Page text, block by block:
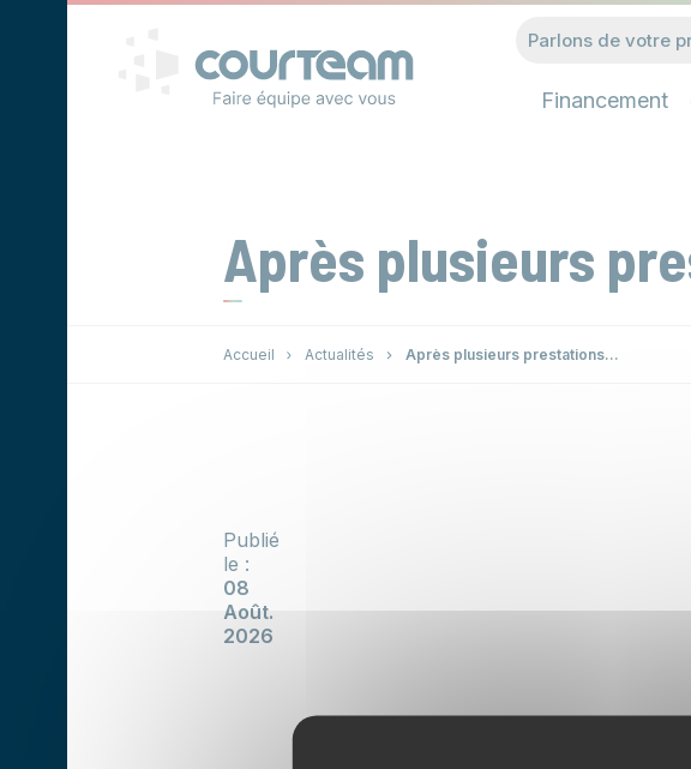
Parlons de votre
Financement
Après plusieurs
Accueil Actualités Après plusieurs prestations…
Publié
le :
08
Août.
2026
Panneau de gestion des cookies